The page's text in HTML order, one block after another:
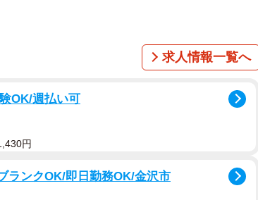
求人情報一覧へ
OK/週払い可
円
ランクOK/即日勤務OK/金沢市